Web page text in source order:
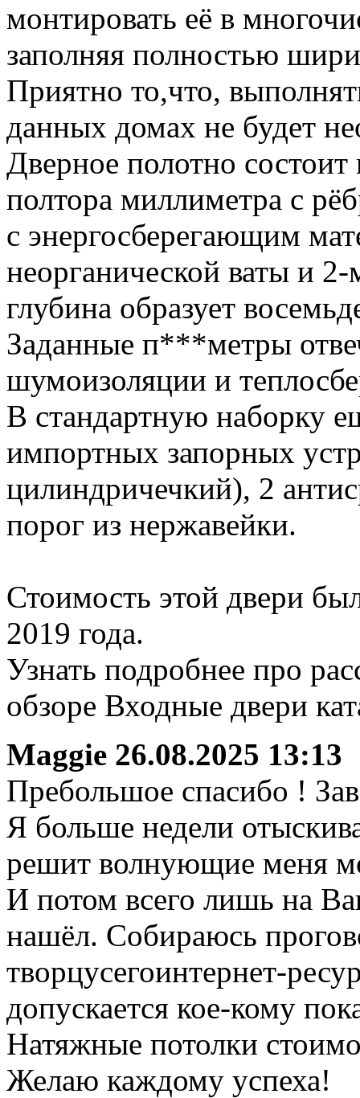
монтировать её в
заполняя полностью
Приятно то,что,
данных домах не будет
Дверное полотно
полтора миллиметра с
с энергосберегающим
неорганической ваты и
глубина образует
Заданные п***метры
шумоизоляции и
В стандартную наборку
импортных запорных
цилиндричечкий), 2
порог из нержавейки.
Стоимость этой двери
2019 года.
Узнать подробнее про
обзоре Входные двери
Maggie 26.08.2025 13:13
Пребольшое спасибо !
Я больше недели
решит волнующие меня
И потом всего лишь на
нашёл. Собираюсь
творцусегоинтернет-
допускается кое-кому
Натяжные потолки
Желаю каждому успеха!